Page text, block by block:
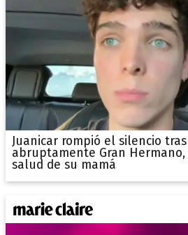
Juanicar rompió el silencio
abruptamente Gran
salud de su mamá